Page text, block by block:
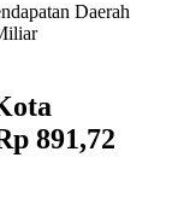
Daerah
891,72